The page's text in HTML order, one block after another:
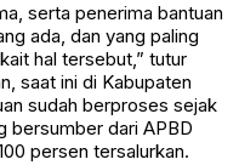
serta penerima bantuan
ada, dan yang paling
hal tersebut,” tutur
saat ini di Kabupaten
sudah berproses sejak
bersumber dari APBD
persen tersalurkan.